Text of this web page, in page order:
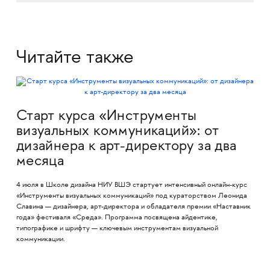
Читайте также
Старт курса «Инструменты
визуальных коммуникаций»: от
дизайнера к арт-директору за два
месяца
4 июля в Школе дизайна НИУ ВШЭ стартует интенсивный онлайн-курс
«Инструменты визуальных коммуникаций» под кураторством Леонида
Славина — дизайнера, арт-директора и обладателя премии «Наставник
года» фестиваля «Среда». Программа посвящена айдентике,
типографике и шрифту — ключевым инструментам визуальной
коммуникации.